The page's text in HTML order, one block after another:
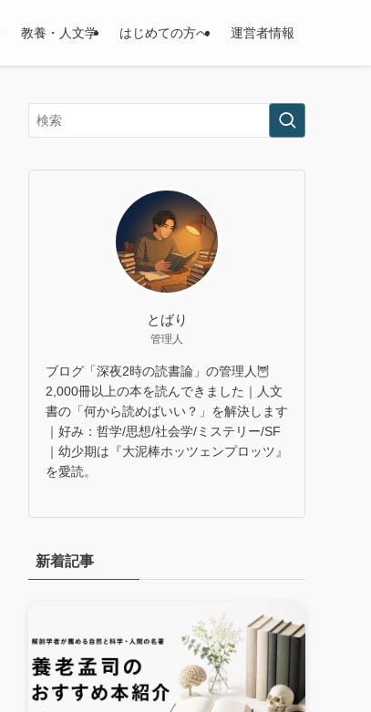
教養・人文学 はじめての方へ 運営者情報
とばり
管理人
ブログ「深夜2時の読書論」の管理人🦉
2,000冊以上の本を読んできました｜人文
書の「何から読めばいい？」を解決します
｜好み：哲学/思想/社会学/ミステリー/SF
｜幼少期は『大泥棒ホッツェンプロッツ』
を愛読。
新着記事